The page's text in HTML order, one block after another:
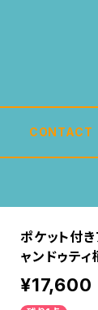
CONTACT
ポケット付
ャンドゥテ
¥17,600